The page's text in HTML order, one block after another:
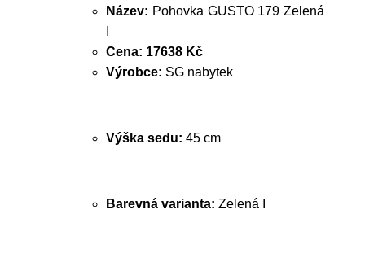
Název: Pohovka GUSTO 179 Zelená
Cena: 17638 Kč
Výrobce: SG nabytek
Výška sedu: 45 cm
Barevná varianta: Zelená I